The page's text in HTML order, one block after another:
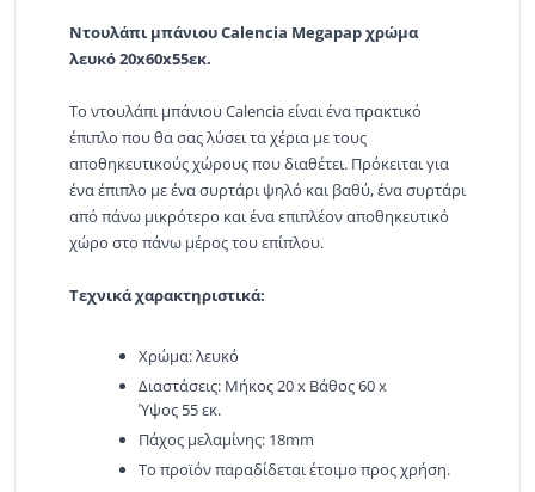
Ντουλάπι μπάνιου Calencia Megapap χρώμα
λευκό 20x60x55εκ.
Το ντουλάπι μπάνιου Calencia είναι ένα πρακτικό
έπιπλο που θα σας λύσει τα χέρια με τους
αποθηκευτικούς χώρους που διαθέτει. Πρόκειται για
ένα έπιπλο με ένα συρτάρι ψηλό και βαθύ, ένα συρτάρι
από πάνω μικρότερο και ένα επιπλέον αποθηκευτικό
χώρο στο πάνω μέρος του επίπλου.
Τεχνικά χαρακτηριστικά:
Χρώμα: λευκό
Διαστάσεις: Μήκος 20 x Βάθος 60 x
Ύψος 55 εκ.
Πάχος μελαμίνης: 18mm
Το προϊόν παραδίδεται έτοιμο προς χρήση.